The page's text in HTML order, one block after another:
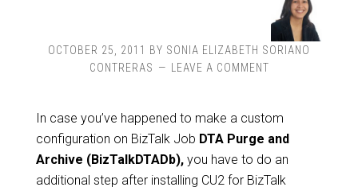
OCTOBER 25, 2011 BY SONIA ELIZABETH SORIANO
CONTRERAS
LEAVE A COMMENT
In case you’ve happened to make a custom
configuration on BizTalk Job DTA Purge and
Archive (BizTalkDTADb), you have to do an
additional step after installing CU2 for BizTalk